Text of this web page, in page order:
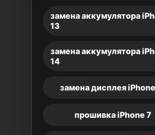
замена аккумулятора
13
замена аккумулятора
14
замена дисплея
прошивка iPhone 7